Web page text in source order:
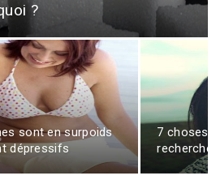
?
sont en surpoids
dépressifs
7 choses